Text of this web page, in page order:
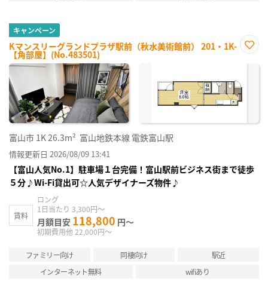
キャンペーン
Kマンスリーグランドプラザ駅前（秋水美術館前） 201・1K-
【角部屋】(No.483501)
に入
録
富山市 1K26.3m² 富山地鉄本線 電鉄富山駅
情報更新日 2026/08/09 13:41
【富山人気No.1】駐車場１台完備！富山駅前ビジネス街まで徒歩
５分♪Wi-Fi貸出可☆人気デザイナーズ物件♪
賃料
ロング
1日当たり 3,300円～
月額目安 118,800 円～
初期費用他 22,000円～
ファミリー向け 同棲向け
駅近
インターネット無料
wifiあり